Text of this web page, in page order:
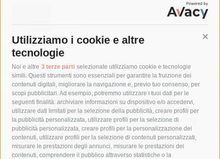
Utilizziamo i cookie e altre
tecnologie
Noi e altre 3 terze parti selezionate utilizziamo cookie e tecnologie
simili. Questi strumenti sono essenziali per garantire la fruizione dei
contenuti digitali, migliorare la navigazione e, previo tuo consenso, per
scopi pubblicitari. Ad esempio, potremmo utilizzare i tuoi dati per le
seguenti finalità: archiviare informazioni su dispositivo e/o accedervi,
utilizzare dati limitati per la selezione della pubblicità, creare profili per
la pubblicità personalizzata, utilizzare profili per la selezione di
pubblicità personalizzata, creare profili per la personalizzazione dei
contenuti, utilizzare profili per la selezione di contenuti personalizzati,
misurare le prestazioni degli annunci, misurare le prestazioni dei
contenuti, comprendere il pubblico attraverso statistiche o la
Sorrento. Le denunce: Bivacchi e rifiuti
8 Agosto 2026
Tag
acqua allerta meteo
anas
area marina protetta di punta campanella
arresto
Asl Napoli 3 sud
capitaneria di porto capri
carabinieri
castellammare di stabia
circumvesuviana
comune di sorrento
concerto
contagi